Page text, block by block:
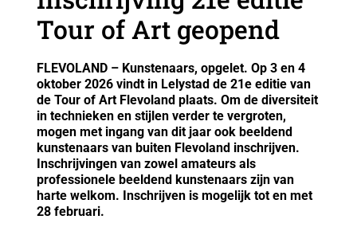
Tour of Art geopend
FLEVOLAND – Kunstenaars, opgelet. Op 3 en 4
oktober 2026 vindt in Lelystad de 21e editie van
de Tour of Art Flevoland plaats. Om de diversiteit
in technieken en stijlen verder te vergroten,
mogen met ingang van dit jaar ook beeldend
kunstenaars van buiten Flevoland inschrijven.
Inschrijvingen van zowel amateurs als
professionele beeldend kunstenaars zijn van
harte welkom. Inschrijven is mogelijk tot en met
28 februari.